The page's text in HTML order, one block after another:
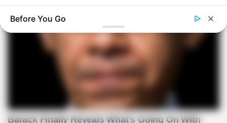
Before You Go